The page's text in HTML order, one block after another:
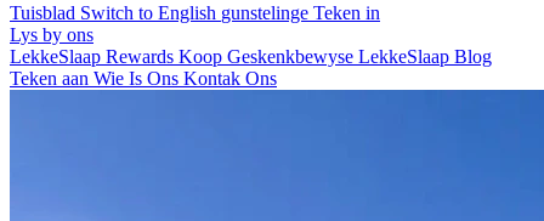
Tuisblad Switch to English gunstelinge Teken in
Lys by ons
LekkeSlaap Rewards Koop Geskenkbewyse LekkeSlaap Blog
Teken aan Wie Is Ons Kontak Ons